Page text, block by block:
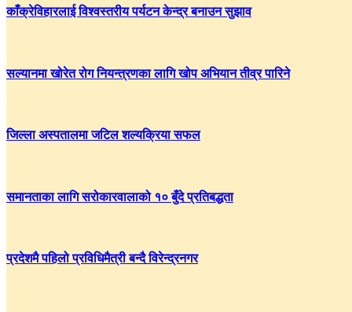
काँक्रेविहारलाई विश्वस्तरीय पर्यटन केन्द्र बनाउन सुझाव
सल्यानमा खोरेत रोग नियन्त्रणका लागि खोप अभियान तीव्र पारिने
जिल्ला अस्पतालमा जटिल शल्यक्रिया सफल
समानताका लागि सरोकारवालाको १० बुँदे प्रतिबद्धता
प्रदेशमै पहिलो प्रविधिमैत्री बन्दै विरेन्द्रनगर